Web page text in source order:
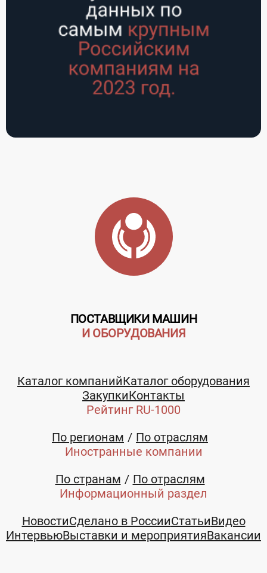
ПОСТАВЩИКИ МАШИН
И ОБОРУДОВАНИЯ
Каталог компанийКаталог оборудования
ЗакупкиКонтакты
Рейтинг RU-1000
По регионам
По отраслям
Иностранные компании
По странам
По отраслям
Информационный раздел
НовостиСделано в РоссииСтатьиВидео
ИнтервьюВыставки и мероприятияВакансии